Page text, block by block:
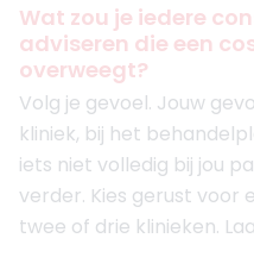
Wat zou je iedere
adviseren die een
overweegt?
Volg je gevoel. Jouw
kliniek, bij het
iets niet volledig bij jou
verder. Kies gerust voor
twee of drie klinieken.